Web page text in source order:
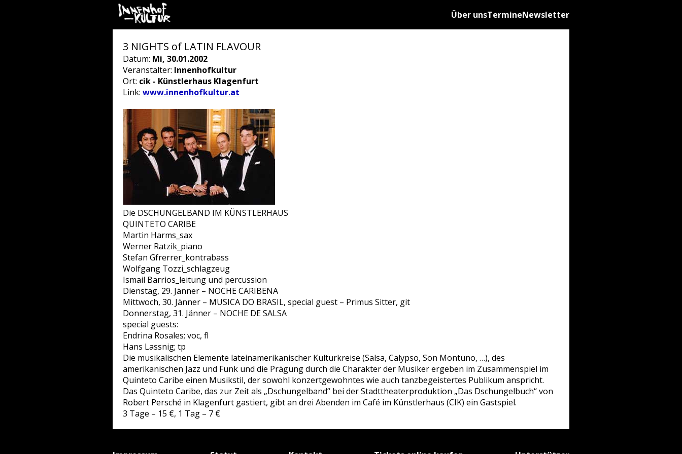
Über unsTermineNewsletter
3 NIGHTS of LATIN FLAVOUR
Datum: Mi, 30.01.2002
Veranstalter: Innenhofkultur
Ort: cik - Künstlerhaus Klagenfurt
Link: www.innenhofkultur.at
Die DSCHUNGELBAND IM KÜNSTLERHAUS
QUINTETO CARIBE
Martin Harms_sax
Werner Ratzik_piano
Stefan Gfrerrer_kontrabass
Wolfgang Tozzi_schlagzeug
Ismail Barrios_leitung und percussion
Dienstag, 29. Jänner – NOCHE CARIBENA
Mittwoch, 30. Jänner – MUSICA DO BRASIL, special guest – Primus Sitter, git
Donnerstag, 31. Jänner – NOCHE DE SALSA
special guests:
Endrina Rosales; voc, fl
Hans Lassnig; tp
Die musikalischen Elemente lateinamerikanischer Kulturkreise (Salsa, Calypso, Son Montuno, …), des
amerikanischen Jazz und Funk und die Prägung durch die Charakter der Musiker ergeben im Zusammenspiel im
Quinteto Caribe einen Musikstil, der sowohl konzertgewohntes wie auch tanzbegeistertes Publikum anspricht.
Das Quinteto Caribe, das zur Zeit als „Dschungelband“ bei der Stadttheaterproduktion „Das Dschungelbuch“ von
Robert Persché in Klagenfurt gastiert, gibt an drei Abenden im Café im Künstlerhaus (CIK) ein Gastspiel.
3 Tage – 15 €, 1 Tag – 7 €